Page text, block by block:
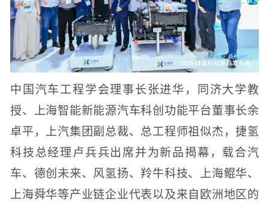
中国汽车工程学会理事长张进华，同济大学教
授、上海智能新能源汽车科创功能平台董事长余
卓平，上汽集团副总裁、总工程师祖似杰，捷氢
科技总经理卢兵兵出席并为新品揭幕，载合汽
车、德创未来、风氢扬、羚牛科技、上海鲲华、
上海舜华等产业链企业代表以及来自欧洲地区的